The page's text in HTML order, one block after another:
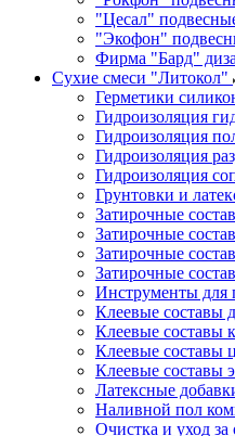
"Цесал"
"Экофон"
Фирма "Бард"
Сухие смеси "Литокол"
Герметики
Гидроизоляция
Гидроизоляция
Гидроизоляция
Гидроизоляция
Грунтовки и
Затирочные
Затирочные
Затирочные
Затирочные
Инструменты для
Клеевые составы
Клеевые составы
Клеевые составы
Клеевые составы
Латексные
Наливной пол
Очистка и уход за